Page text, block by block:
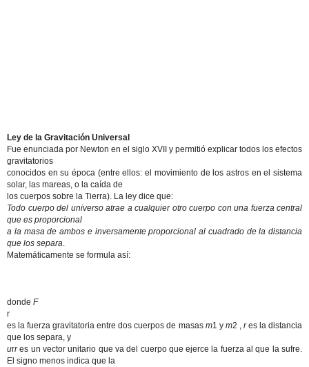
Ley de la Gravitación Universal
Fue enunciada por Newton en el siglo XVII y permitió explicar todos los efectos
gravitatorios
conocidos en su época (entre ellos: el movimiento de los astros en el sistema
solar, las mareas, o la caída de
los cuerpos sobre la Tierra). La ley dice que:
Todo cuerpo del universo atrae a cualquier otro cuerpo con una fuerza central
que es proporcional
a la masa de ambos e inversamente proporcional al cuadrado de la distancia
que los separa.
Matemáticamente se formula así:
donde F
r
es la fuerza gravitatoria entre dos cuerpos de masas m1 y m2 , res la distancia
que los separa, y
urres un vector unitario que va del cuerpo que ejerce la fuerza al que la sufre.
El signo menos indica que la